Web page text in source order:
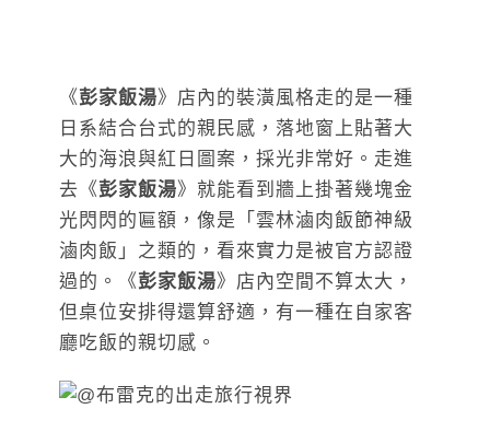
《彭家飯湯》店內的裝潢風格走的是一種
日系結合台式的親民感，落地窗上貼著大
大的海浪與紅日圖案，採光非常好。走進
去《彭家飯湯》就能看到牆上掛著幾塊金
光閃閃的匾額，像是「雲林滷肉飯節神級
滷肉飯」之類的，看來實力是被官方認證
過的。《彭家飯湯》店內空間不算太大，
但桌位安排得還算舒適，有一種在自家客
廳吃飯的親切感。